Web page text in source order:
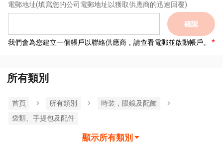
電郵地址(填寫您的公司電郵地址以獲取供應商的迅速回覆)
確認
我們會為您建立一個帳戶以聯絡供應商，請查看電郵並啟動帳戶。
所有類別
首頁 所有類別
時裝，眼鏡及配飾
袋類、手提包及配件
顯示所有類別